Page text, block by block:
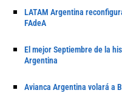
LATAM Argentina
FAdeA
El mejor Septiembre de la
Argentina
Avianca Argentina volará a